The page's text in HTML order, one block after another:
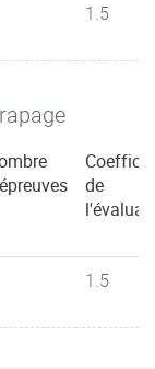
1.5
de
1.5